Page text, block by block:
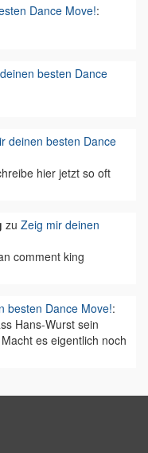
Dance Move!:
besten Dance
deinen besten Dance
hier jetzt so oft
zu Zeig mir deinen
comment king
besten Dance Move!:
Hans-Wurst sein
es eigentlich noch